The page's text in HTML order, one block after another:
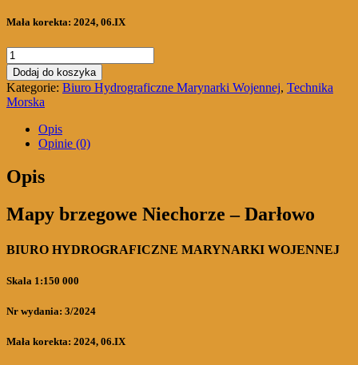
Mała korekta: 2024, 06.IX
ilość
Mapy
brzegowe
Niechorze
-
Darłowo
Dodaj do koszyka
Kategorie: Biuro Hydrograficzne Marynarki Wojennej, Technika
Morska
Opis
Opinie (0)
Opis
Mapy brzegowe Niechorze – Darłowo
BIURO HYDROGRAFICZNE MARYNARKI WOJENNEJ
Skala 1:150 000
Nr wydania: 3/2024
Mała korekta: 2024, 06.IX